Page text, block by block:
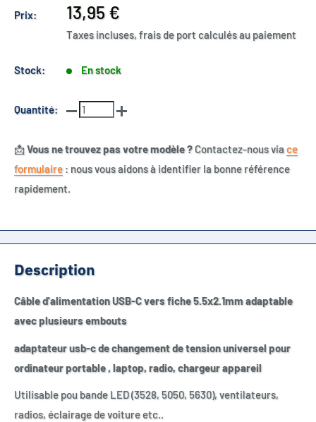
Prix:
Prix
réduit
13,95 €
Taxes incluses, frais de port calculés au paiement
Stock: En stock
Quantité:
📩Vous ne trouvez pas votre modèle ?Contactez-nous viace
formulaire : nous vous aidons à identifier la bonne référence
rapidement.
Description
Câble d'alimentation USB-C vers fiche 5.5x2.1mm adaptable
avec plusieurs embouts
adaptateur usb-c de changement de tension universel pour
ordinateur portable , laptop, radio, chargeur appareil
Utilisable pou bande LED (3528, 5050, 5630), ventilateurs,
radios, éclairage de voiture etc..